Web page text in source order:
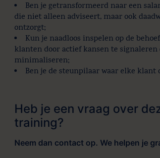
Ben je getransformeerd naar een
die niet alleen adviseert, maar ook
ontzorgt;
Kun je naadloos inspelen op de
klanten door actief kansen te signaleren
minimaliseren;
Ben je de steunpilaar waar elke klant
Heb je een vraag over
training?
Neem dan contact op. We helpen je